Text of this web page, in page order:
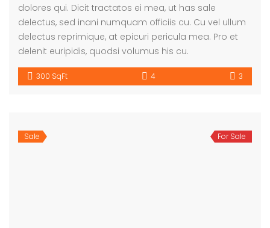
dolores qui. Dicit tractatos ei mea, ut has sale
delectus, sed inani numquam officiis cu. Cu vel ullum
delectus reprimique, at epicuri pericula mea. Pro et
delenit euripidis, quodsi volumus his cu.
300 SqFt 4 3
Sale For Sale